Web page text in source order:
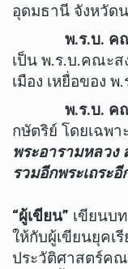
อุดมธานี จังหวัด
พ.ร.บ. ค
เป็น พ.ร.บ.คณะ
เมือง เหยื่อของ
พ.ร.บ. ค
กษัตริย์ โดยเฉพ
พระอารามหลวง
รวมอีกพระเถระ
“ผู้เขียน” เขียนบ
ให้กับผู้เขียนยุคเ
ประวัติศาสตร์ค